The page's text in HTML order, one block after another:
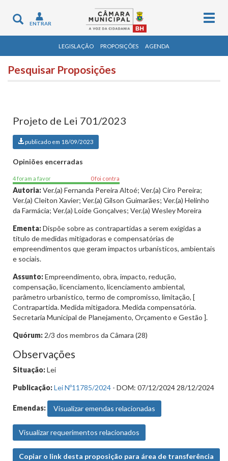
Toggle
navigation
ENTRAR
LEGISLAÇÃO PROPOSIÇÕES AGENDA
Pesquisar Proposições
Projeto de Lei 701/2023
publicado em 18/09/2023
Opiniões encerradas
4 foram a favor 0 foi contra
Autoria:Ver.(a) Fernanda Pereira Altoé; Ver.(a) Ciro Pereira;
Ver.(a) Cleiton Xavier; Ver.(a) Gilson Guimarães; Ver.(a) Helinho
da Farmácia; Ver.(a) Loíde Gonçalves; Ver.(a) Wesley Moreira
Ementa:Dispõe sobre as contrapartidas a serem exigidas a
título de medidas mitigadoras e compensatórias de
empreendimentos que geram impactos urbanísticos, ambientais
e sociais.
Assunto:Empreendimento, obra, impacto, redução,
compensação, licenciamento, licenciamento ambiental,
parâmetro urbanístico, termo de compromisso, limitação, [
Contrapartida. Medida mitigadora. Medida compensatória.
Secretaria Municipal de Planejamento, Orçamento e Gestão ].
Quórum: 2/3 dos membros da Câmara (28)
Observações
Situação:Lei
Publicação:Lei Nº11785/2024 - DOM: 07/12/2024 28/12/2024
Emendas: Visualizar emendas relacionadas
Visualizar requerimentos relacionados
Copiar o link desta proposição para área de transferência